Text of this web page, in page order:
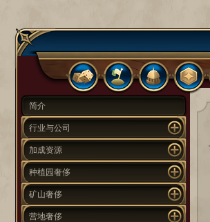
简介
行业与公司
加成资源
种植园奢侈
矿山奢侈
营地奢侈